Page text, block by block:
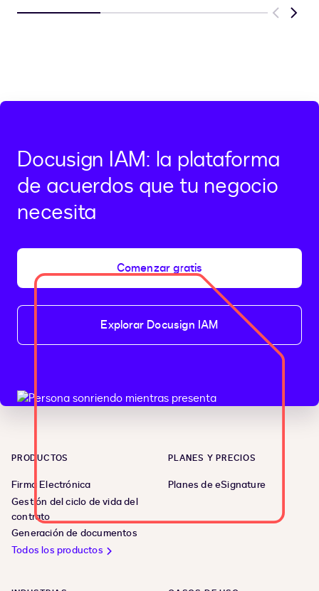
Previous
Next
Docusign IAM: la plataforma
de acuerdos que tu negocio
necesita
Comenzar gratis
Explorar Docusign IAM
PRODUCTOS
Firma Electrónica
Gestión del ciclo de vida del
contrato
Generación de documentos
Todos los productos
PLANES Y PRECIOS
Planes de eSignature